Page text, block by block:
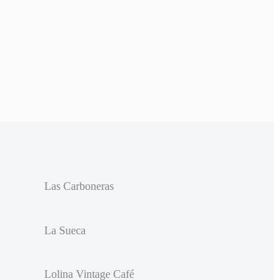
Las Carboneras
La Sueca
Lolina Vintage Café